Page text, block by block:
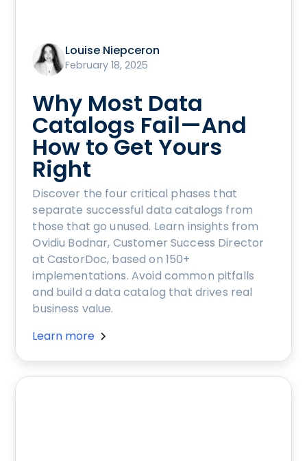
Louise Niepceron
February 18, 2025
Why Most Data
Catalogs Fail—And
How to Get Yours
Right
Discover the four critical phases that
separate successful data catalogs from
those that go unused. Learn insights from
Ovidiu Bodnar, Customer Success Director
at CastorDoc, based on 150+
implementations. Avoid common pitfalls
and build a data catalog that drives real
business value.
Learn more